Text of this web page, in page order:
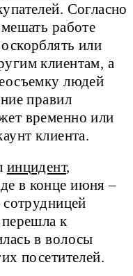
Согласно
работе
или
клиентам, а
людей
правил
временно или
клиента.
инцидент,
в конце июня –
сотрудницей
к
в волосы
посетителей.